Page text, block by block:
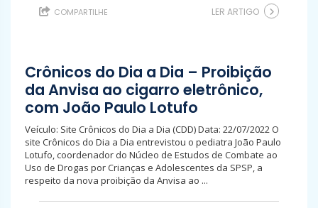
COMPARTILHE LER ARTIGO
Crônicos do Dia a Dia – Proibição
da Anvisa ao cigarro eletrônico,
com João Paulo Lotufo
Veículo: Site Crônicos do Dia a Dia (CDD) Data: 22/07/2022 O
site Crônicos do Dia a Dia entrevistou o pediatra João Paulo
Lotufo, coordenador do Núcleo de Estudos de Combate ao
Uso de Drogas por Crianças e Adolescentes da SPSP, a
respeito da nova proibição da Anvisa ao ...